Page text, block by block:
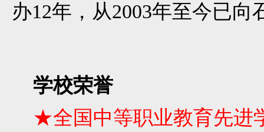
办12年，从2003年至今已
学校荣誉
★全国中等职业教育先进